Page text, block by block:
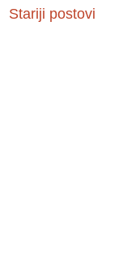
Stariji postovi